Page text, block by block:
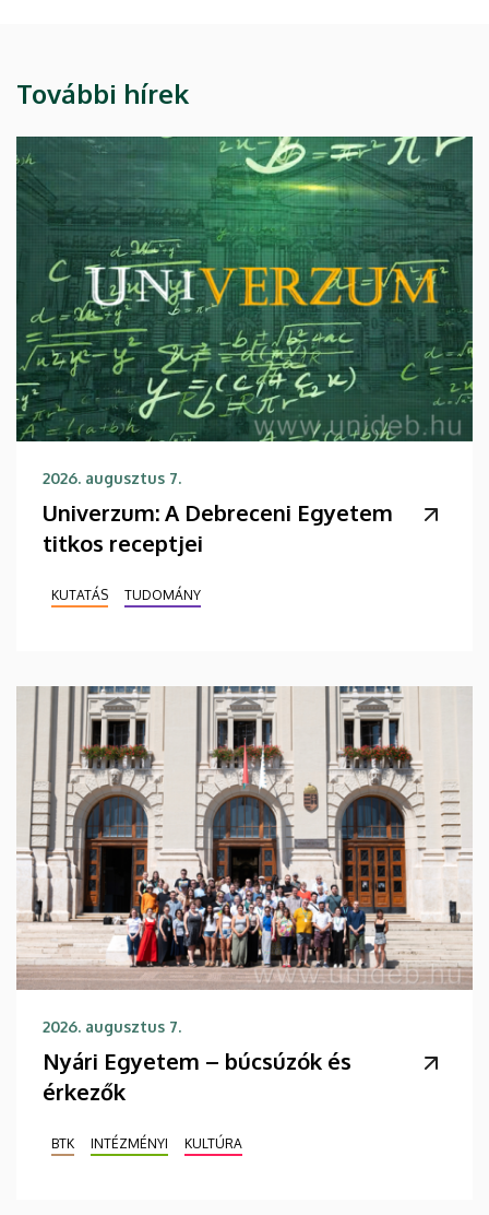
További hírek
2026. augusztus 7.
Univerzum: A Debreceni Egyetem
titkos receptjei
KUTATÁS TUDOMÁNY
2026. augusztus 7.
Nyári Egyetem – búcsúzók és
érkezők
BTK INTÉZMÉNYI KULTÚRA